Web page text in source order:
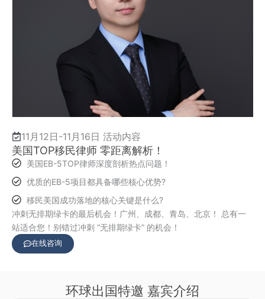
11月12日-11月16日 活动内容
美国TOP移民律师 零距离解析！
美国EB-5TOP律师深度剖析热点问题！
优质的EB-5项目都具备哪些核心优势?
移民美国成功落地的核心关键是什么?
冲刺无排期绿卡的最后机会！ 广州 成都 青岛 北京 ！ 总有一
站适合您！ 别错过冲刺 “无排期绿卡” 的机会 ！
在线咨询
环球出国特邀 嘉宾介绍